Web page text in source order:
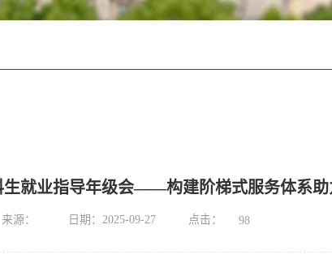
生就业指导年级会——构建阶梯式服务体系
来源： 日期：2025-09-27 点击： 98